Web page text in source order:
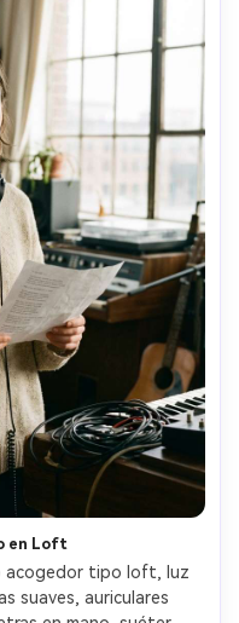
en Loft
acogedor tipo loft, luz
suaves, auriculares